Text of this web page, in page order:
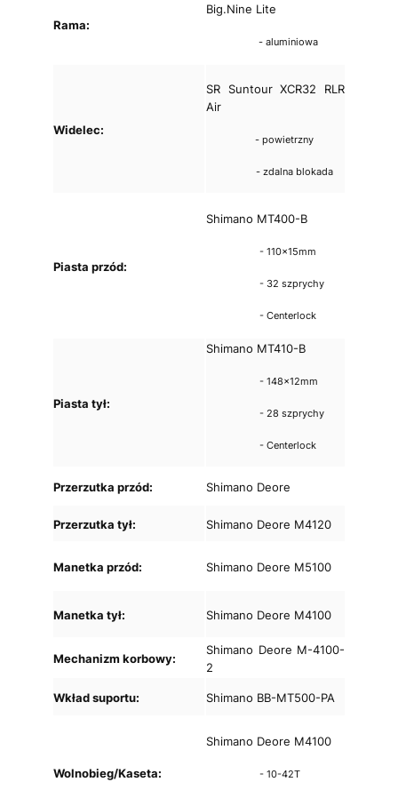
Rama:
Big.Nine Lite
- aluminiowa
Widelec:
SR Suntour XCR32 RLR
Air
- powietrzny
- zdalna blokada
Piasta przód:
Shimano MT400-B
- 110x15mm
- 32 szprychy
- Centerlock
Piasta tył:
Shimano MT410-B
- 148x12mm
- 28 szprychy
- Centerlock
Przerzutka przód: Shimano Deore
Przerzutka tył: Shimano Deore M4120
Manetka przód: Shimano Deore M5100
Manetka tył: Shimano Deore M4100
Mechanizm korbowy:
Shimano Deore M-4100-
2
Wkład suportu: Shimano BB-MT500-PA
Wolnobieg/Kaseta:
Shimano Deore M4100
- 10-42T